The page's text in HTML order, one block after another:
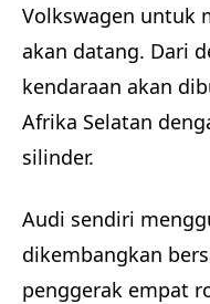
Volkswagen untuk
akan datang. Dari
kendaraan akan
Afrika Selatan
silinder.
Audi sendiri
dikembangkan
penggerak empat